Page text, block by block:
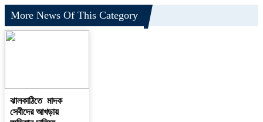
More News Of This Category
ঝালকাঠিতে মাদক
সেবীদের আখড়ায়